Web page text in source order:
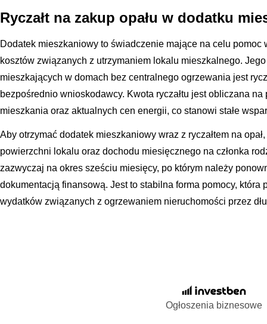
Ryczałt na zakup opału w dodatku
Dodatek mieszkaniowy to świadczenie mające na celu pomoc
kosztów związanych z utrzymaniem lokalu mieszkalnego.
mieszkających w domach bez centralnego ogrzewania jest
bezpośrednio wnioskodawcy. Kwota ryczałtu jest obliczana
mieszkania oraz aktualnych cen energii, co stanowi stałe
Aby otrzymać dodatek mieszkaniowy wraz z ryczałtem na
powierzchni lokalu oraz dochodu miesięcznego na członka
zazwyczaj na okres sześciu miesięcy, po którym należy
dokumentacją finansową. Jest to stabilna forma pomocy,
wydatków związanych z ogrzewaniem nieruchomości przez
Ogłoszenia biznesowe